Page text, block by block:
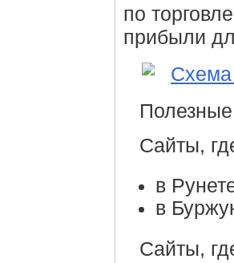
по
прибыли
Сайты,
в
в
Сайты,